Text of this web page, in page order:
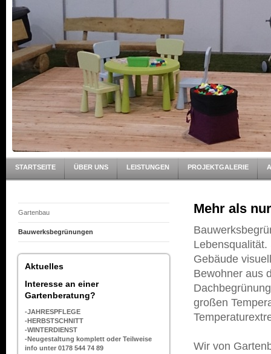
STARTSEITE ÜBER UNS LEISTUNGEN PROJEKTGALERIE
Gartenbau
Bauwerksbegrünungen
Aktuelles
Interesse an einer
Gartenberatung?
-JAHRESPFLEGE
-HERBSTSCHNITT
-WINTERDIENST
-Neugestaltung komplett oder Teilweise
info unter 0178 544 74 89
Mehr als
Gebäude
Bewohner aus
großen
Wir von